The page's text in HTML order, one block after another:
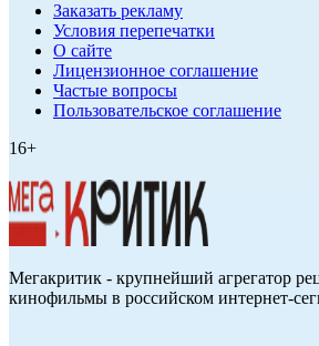
Заказать рекламу
Условия перепечатки
О сайте
Лицензионное соглашение
Частые вопросы
Пользовательское соглашение
16+
Мегакритик - крупнейший агрегатор
кинофильмы в российском интернет-